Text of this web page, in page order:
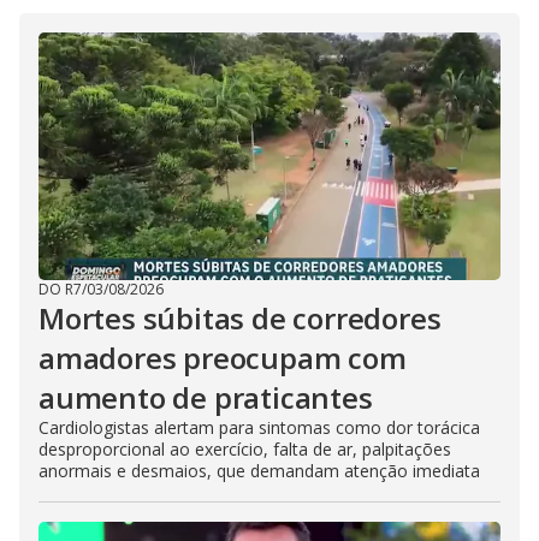
DO R7/03/08/2026
Mortes súbitas de corredores
amadores preocupam com
aumento de praticantes
Cardiologistas alertam para sintomas como dor torácica
desproporcional ao exercício, falta de ar, palpitações
anormais e desmaios, que demandam atenção imediata